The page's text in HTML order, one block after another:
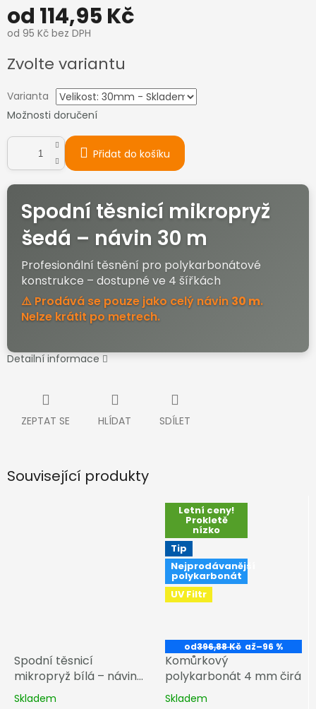
od 114,95 Kč
od 95 Kč bez DPH
cena:
Zvolte variantu
Varianta
Možnosti doručení
Přidat do košíku
Spodní těsnicí mikropryž
šedá – návin 30 m
Profesionální těsnění pro polykarbonátové
konstrukce – dostupné ve 4 šířkách
⚠️ Prodává se pouze jako celý návin 30 m.
Nelze krátit po metrech.
Detailní informace
ZEPTAT SE HLÍDAT SDÍLET
Související produkty
Spodní těsnicí
mikropryž bílá – návin
30 m
Skladem
Letní ceny!
Prokletě
nízko
Tip
Nejprodávanější
polykarbonát
UV Filtr
od396,88 Kč až–96 %
Komůrkový
polykarbonát 4 mm čirá
Skladem